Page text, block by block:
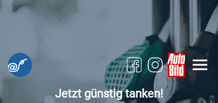
Jetzt günstig tanken!